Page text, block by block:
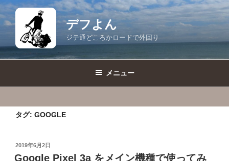
コ
ン
デフよん
ジテ通どころかロードで外回り
メニュー
タグ: GOOGLE
投
稿
2019年6月2日
Google Pixel 3a をメイン機種で使ってみ